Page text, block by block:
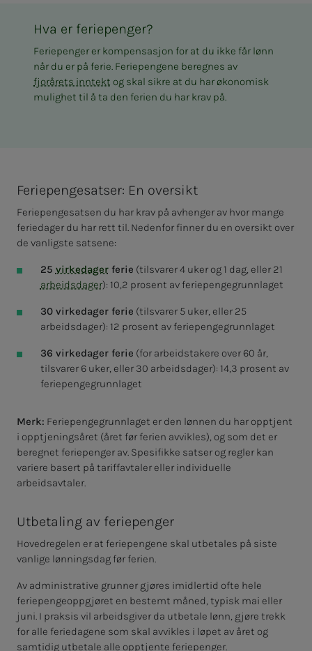
Hva er feriepenger?
Feriepenger er kompensasjon for at du ikke får lønn
når du er på ferie. Feriepengene beregnes av
fjorårets inntekt og skal sikre at du har økonomisk
mulighet til å ta den ferien du har krav på.
Feriepengesatser: En oversikt
Feriepengesatsen du har krav på avhenger av hvor mange
feriedager du har rett til. Nedenfor finner du en oversikt over
de vanligste satsene:
25 virkedagerferie (tilsvarer 4 uker og 1 dag, eller 21
arbeidsdager): 10,2 prosent av feriepengegrunnlaget
30 virkedager ferie (tilsvarer 5 uker, eller 25
arbeidsdager): 12 prosent av feriepengegrunnlaget
36 virkedager ferie (for arbeidstakere over 60 år,
tilsvarer 6 uker, eller 30 arbeidsdager): 14,3 prosent av
feriepengegrunnlaget
Merk: Feriepengegrunnlaget er den lønnen du har opptjent
i opptjeningsåret (året før ferien avvikles), og som det er
beregnet feriepenger av. Spesifikke satser og regler kan
variere basert på tariffavtaler eller individuelle
arbeidsavtaler.
Utbetaling av feriepenger
Hovedregelen er at feriepengene skal utbetales på siste
vanlige lønningsdag før ferien.
Av administrative grunner gjøres imidlertid ofte hele
feriepengeoppgjøret en bestemt måned, typisk mai eller
juni. I praksis vil arbeidsgiver da utbetale lønn, gjøre trekk
for alle feriedagene som skal avvikles i løpet av året og
samtidig utbetale alle opptjente feriepenger.